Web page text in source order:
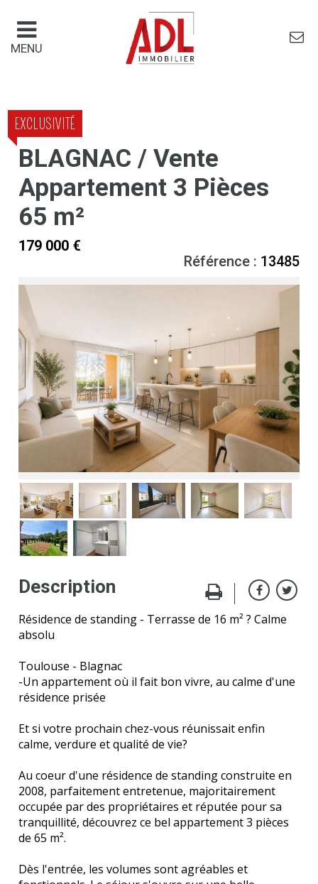
MENU
EXCLUSIVITÉ
BLAGNAC / Vente
Appartement 3 Pièces
65 m²
179 000 €
Référence : 13485
Description
Résidence de standing - Terrasse de 16 m² ? Calme
absolu
Toulouse - Blagnac
-Un appartement où il fait bon vivre, au calme d'une
résidence prisée
Et si votre prochain chez-vous réunissait enfin
calme, verdure et qualité de vie?
Au coeur d'une résidence de standing construite en
2008, parfaitement entretenue, majoritairement
occupée par des propriétaires et réputée pour sa
tranquillité, découvrez ce bel appartement 3 pièces
de 65 m².
Dès l'entrée, les volumes sont agréables et